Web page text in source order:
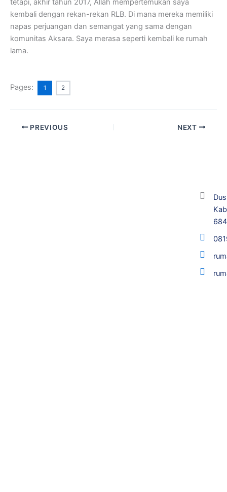
tetapi, akhir tahun 2017, Allah mempertemukan saya
kembali dengan rekan-rekan RLB. Di mana mereka memiliki
napas perjuangan dan semangat yang sama dengan
komunitas Aksara. Saya merasa seperti kembali ke rumah
lama.
Pages: 1 2
PREVIOUS NEXT